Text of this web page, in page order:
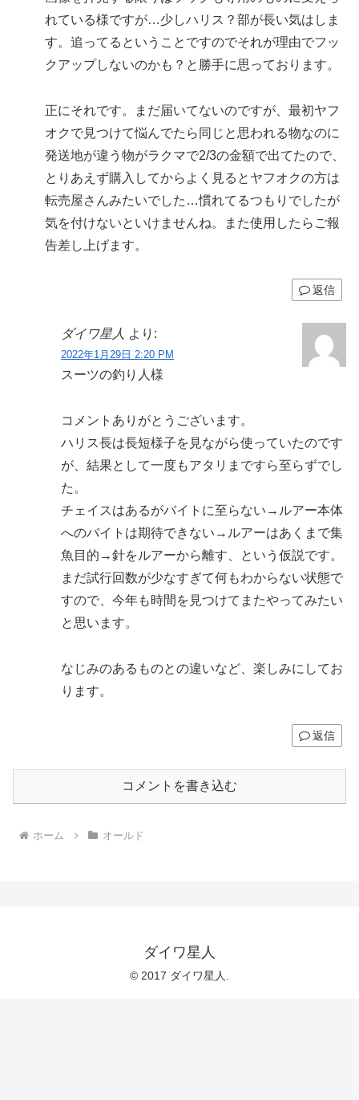
れている様ですが…少しハリス？部が長い気はしま
す。追ってるということですのでそれが理由でフッ
クアップしないのかも？と勝手に思っております。
正にそれです。まだ届いてないのですが、最初ヤフ
オクで見つけて悩んでたら同じと思われる物なのに
発送地が違う物がラクマで2/3の金額で出てたので、
とりあえず購入してからよく見るとヤフオクの方は
転売屋さんみたいでした…慣れてるつもりでしたが
気を付けないといけませんね。また使用したらご報
告差し上げます。
返信
ダイワ星人 より:
2022年1月29日 2:20 PM
スーツの釣り人様
コメントありがとうございます。
ハリス長は長短様子を見ながら使っていたのです
が、結果として一度もアタリまですら至らずでし
た。
チェイスはあるがバイトに至らない→ルアー本体
へのバイトは期待できない→ルアーはあくまで集
魚目的→針をルアーから離す、という仮説です。
まだ試行回数が少なすぎて何もわからない状態で
すので、今年も時間を見つけてまたやってみたい
と思います。
なじみのあるものとの違いなど、楽しみにしてお
ります。
返信
コメントを書き込む
ホーム オールド
ダイワ星人
© 2017 ダイワ星人.